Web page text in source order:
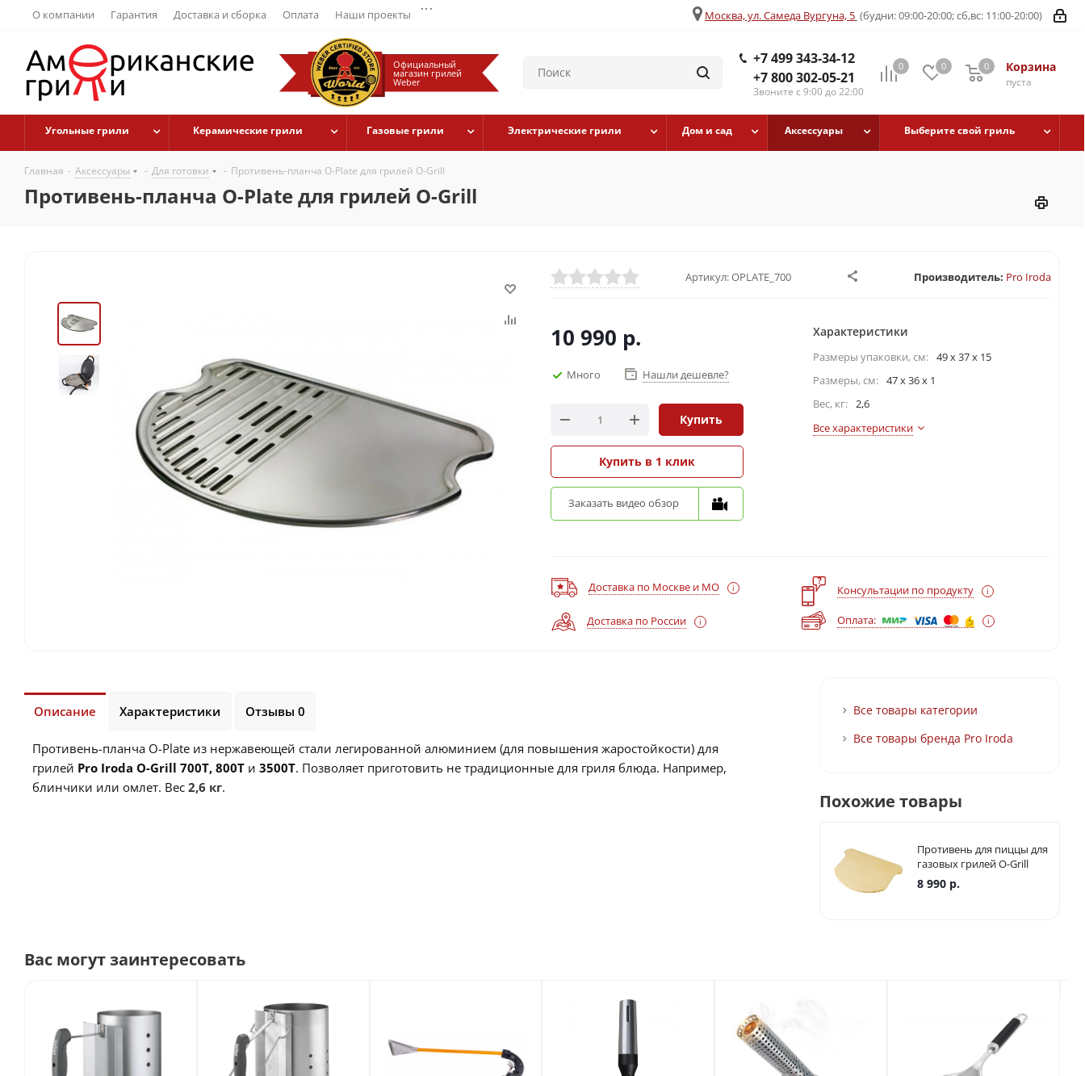
О компании Гарантия Доставка и сборка Оплата Наши проекты
...
Москва, ул. Самеда Вургуна, 5 (будни: 09:00-20:00; сб,вс: 11:00-20:00)
Официальный
магазин грилей
Weber
+7 499 343-34-12
+7 800 302-05-21
Звоните с 9:00 до 22:00
0 0 Корзина
пуста
0
Угольные грили Керамические грили Газовые грили Электрические грили Дом и сад Аксессуары Выберите свой гриль
Главная - Аксессуары - Для готовки - Противень-планча O-Plate для грилей O-Grill
Противень-планча O-Plate для грилей O-Grill
Артикул:OPLATE_700 Производитель: Pro Iroda
10 990 р.
Много Нашли дешевле?
Купить
Купить в 1 клик
Заказать видео обзор
Характеристики
Размеры упаковки, cм: 49 x 37 x 15
Размеры, см: 47 x 36 x 1
Вес, кг: 2,6
Все характеристики
Доставка по Москве и МО ?
Консультации по продукту
Доставка по России Оплата:
Описание
Противень-планча O-Plate из нержавеющей стали легированной алюминием (для повышения жаростойкости) для
грилей Pro Iroda O-Grill 700T, 800T и 3500T. Позволяет приготовить не традиционные для гриля блюда. Например,
блинчики или омлет. Вес 2,6 кг.
Характеристики Отзывы 0
Все товары категории
Все товары бренда Pro Iroda
Похожие товары
Противень для пиццы для
газовых грилей O-Grill
8 990р.
Вас могут заинтересовать